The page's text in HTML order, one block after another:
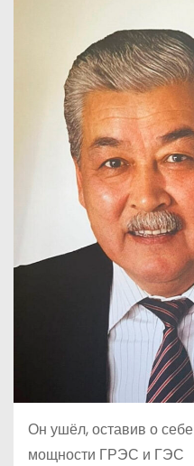
Он ушёл, оставив о
мощности ГРЭС и ГЭС